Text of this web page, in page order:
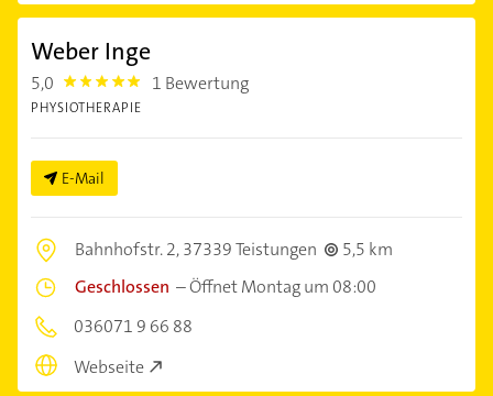
Weber Inge
5,0 5.0 1 Bewertung
PHYSIOTHERAPIE
E-Mail
Bahnhofstr. 2,37339 Teistungen
5,5 km
Geschlossen –Öffnet Montag um 08:00
036071 9 66 88
Webseite